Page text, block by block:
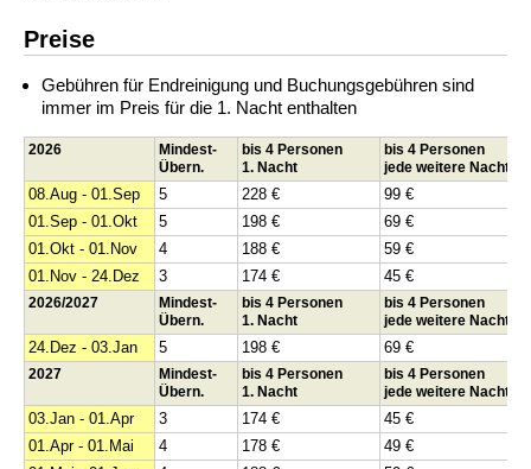
Preise
Gebühren für Endreinigung und Buchungsgebühren sind
immer im Preis für die 1. Nacht enthalten
2026
Mindest-
Übern.
bis 4 Personen
1. Nacht
bis 4 Personen
jede weitere Nacht
08.Aug - 01.Sep 5 228 €
99 €
01.Sep - 01.Okt
5 198 €
69 €
01.Okt - 01.Nov
4 188 €
59 €
01.Nov - 24.Dez
3 174 € 45 €
2026/2027
Mindest-
Übern.
bis 4 Personen
1. Nacht
bis 4 Personen
jede weitere Nacht
24.Dez - 03.Jan 5 198 € 69 €
2027
Mindest-
Übern.
bis 4 Personen
1. Nacht
bis 4 Personen
jede weitere Nacht
03.Jan - 01.Apr 3 174 €
45 €
01.Apr - 01.Mai
4 178 €
49 €